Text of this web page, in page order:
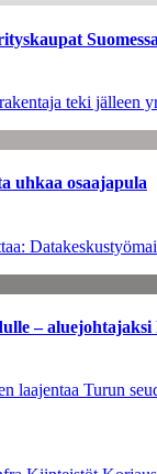
teki jälleen
uhkaa osaajapula
–
laajentaa Turun